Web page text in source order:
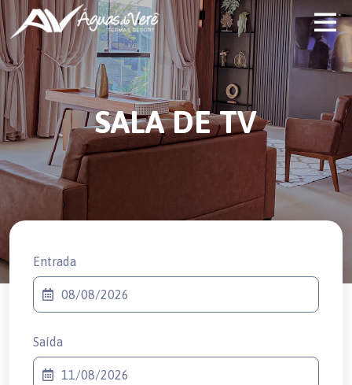
SALA DE TV
Entrada
Saída